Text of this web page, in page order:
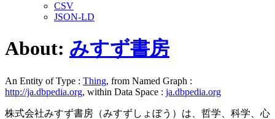
CSV
JSON-LD
About: みすず書房
An Entity of Type : Thing, from Named Graph :
http://ja.dbpedia.org, within Data Space : ja.dbpedia.org
株式会社みすず書房（みすずしょぼう）は、哲学、科学、心